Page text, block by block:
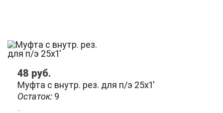
Остаток: 9
Муфта с внутр. рез. для п/э 25х1'
48 руб.